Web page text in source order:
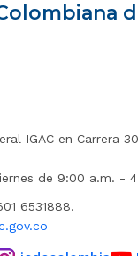
IGAC en Carrera
de 9:00 a.m. -
6531888.